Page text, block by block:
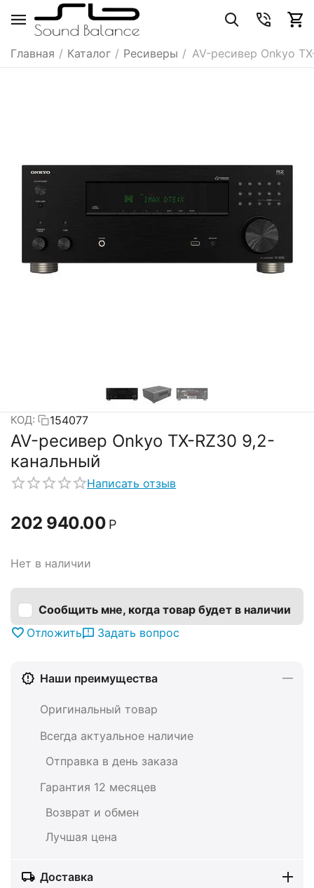
Главная / Каталог / Ресиверы / AV-ресивер Onkyo
КОД: 154077
AV-ресивер Onkyo TX-RZ30 9,2-
канальный
Написать отзыв
202 940.00 Р
Нет в наличии
Сообщить мне, когда товар будет в наличии
Отложить
Задать вопрос
Наши преимущества
Оригинальный товар
Всегда актуальное наличие
Отправка в день заказа
Гарантия 12 месяцев
Возврат и обмен
Лучшая цена
Доставка